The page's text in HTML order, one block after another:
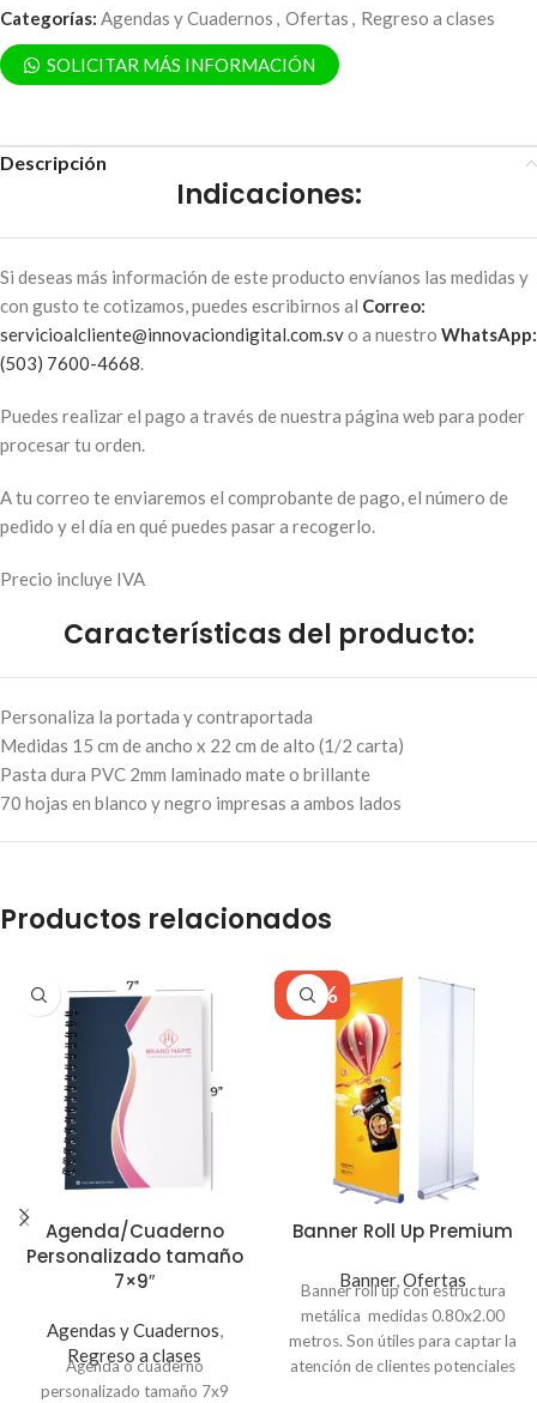
Categorías: Agendas y Cuadernos , Ofertas , Regreso a clases
SOLICITAR MÁS INFORMACIÓN
Descripción
Indicaciones:
Si deseas más información de este producto envíanos las medidas y
con gusto te cotizamos, puedes escribirnos al Correo:
servicioalcliente@innovaciondigital.com.svo a nuestro WhatsApp:
(503) 7600-4668.
Puedes realizar el pago a través de nuestra página web para poder
procesar tu orden.
A tu correo te enviaremos el comprobante de pago, el número de
pedido y el día en qué puedes pasar a recogerlo.
Precio incluye IVA
Características del producto:
Personaliza la portada y contraportada
Medidas 15 cm de ancho x 22 cm de alto (1/2 carta)
Pasta dura PVC 2mm laminado mate o brillante
70 hojas en blanco y negro impresas a ambos lados
Productos relacionados
Agenda/Cuaderno
Personalizado tamaño
7×9″
Agendas y Cuadernos,
Regreso a clases
Agenda o cuaderno
personalizado tamaño 7x9
-16%
Banner Roll Up Premium
Banner,Ofertas
Banner roll up con estructura
metálica medidas 0.80x2.00
metros. Son útiles para captar la
atención de clientes potenciales